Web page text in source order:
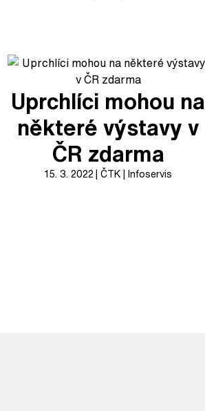
Uprchlíci mohou na
některé výstavy v
ČR zdarma
15. 3. 2022 ČTK Infoservis